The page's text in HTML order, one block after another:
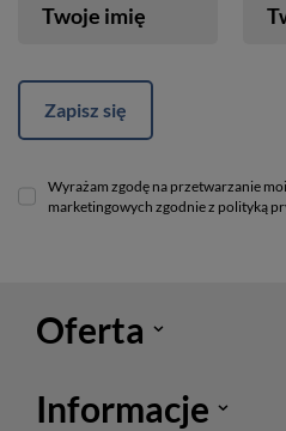
Twoje imię
Zapisz się
Wyrażam zgodę na przetwarzanie
marketingowych zgodnie z polityką
Oferta
Informacje